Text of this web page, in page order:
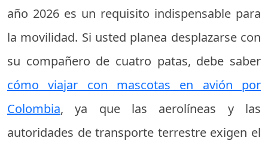
año 2026 es un requisito indispensable para
la movilidad. Si usted planea desplazarse con
su compañero de cuatro patas, debe saber
cómo viajar con mascotas en avión por
Colombia, ya que las aerolíneas y las
autoridades de transporte terrestre exigen el